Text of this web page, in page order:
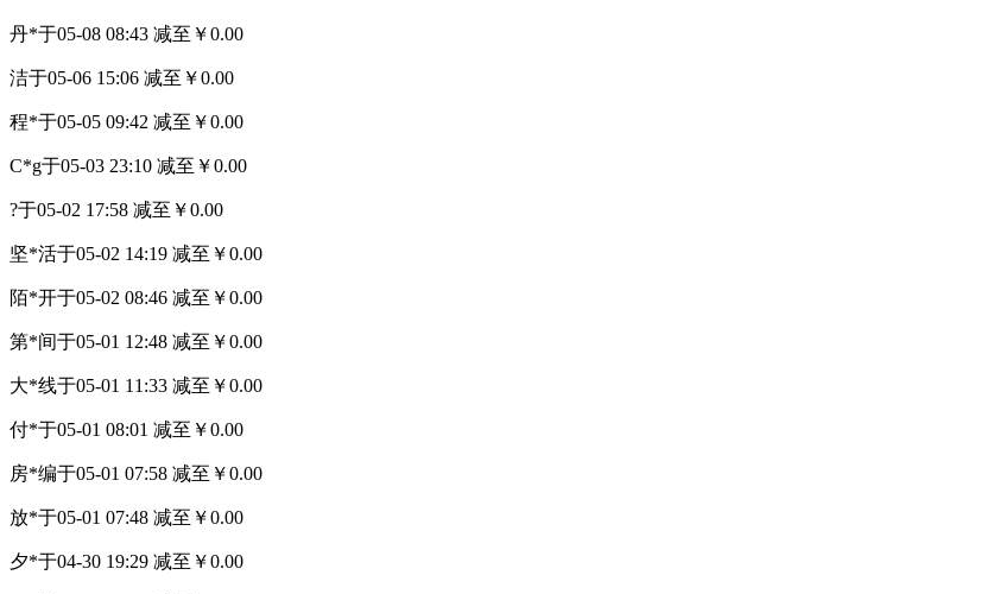
丹*于05-08 08:43 减至￥0.00
洁于05-06 15:06 减至￥0.00
程*于05-05 09:42 减至￥0.00
C*g于05-03 23:10 减至￥0.00
?于05-02 17:58 减至￥0.00
坚*活于05-02 14:19 减至￥0.00
陌*开于05-02 08:46 减至￥0.00
第*间于05-01 12:48 减至￥0.00
大*线于05-01 11:33 减至￥0.00
付*于05-01 08:01 减至￥0.00
房*编于05-01 07:58 减至￥0.00
放*于05-01 07:48 减至￥0.00
夕*于04-30 19:29 减至￥0.00